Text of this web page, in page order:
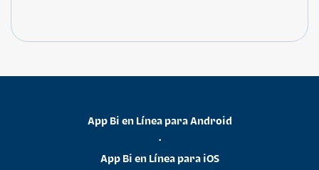
App Bi en Línea para Android
•
App Bi en Línea para iOS